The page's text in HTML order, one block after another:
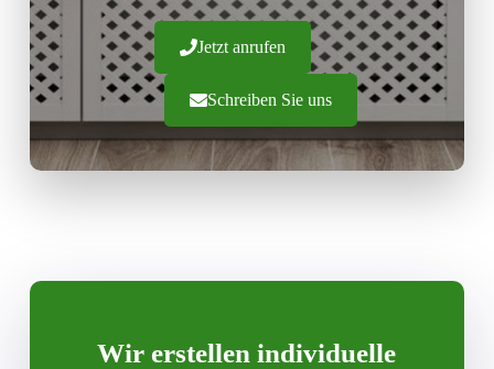
Jetzt anrufen
Schreiben Sie uns
Wir erstellen individuelle